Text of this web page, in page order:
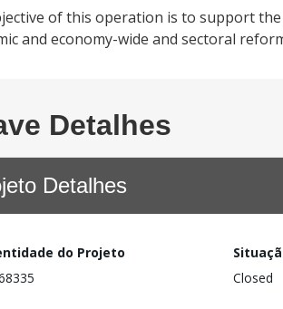
of this operation is to support
and economy-wide and sectoral
Detalhes
Detalhes
do Projeto
Closed